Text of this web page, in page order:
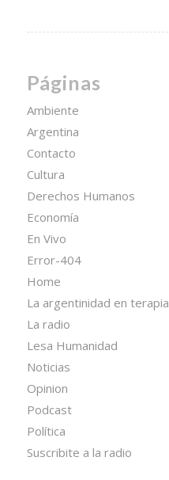
Páginas
Ambiente
Argentina
Contacto
Cultura
Derechos Humanos
Economía
En Vivo
Error-404
Home
La argentinidad en terapia
La radio
Lesa Humanidad
Noticias
Opinion
Podcast
Política
Suscribite a la radio